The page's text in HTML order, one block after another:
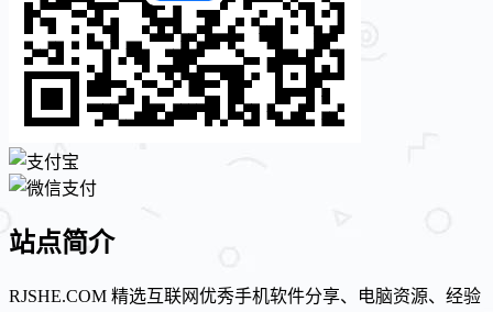
站点简介
RJSHE.COM 精选互联网优秀手机软件分享、电脑资源、经验